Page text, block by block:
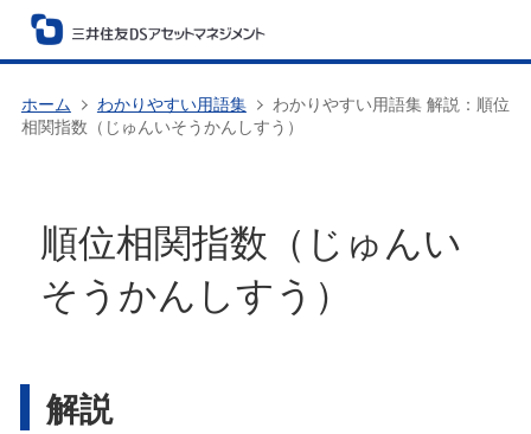
ホーム わかりやすい用語集
わかりやすい用語集 解説：順位
相関指数（じゅんいそうかんしすう）
順位相関指数（じゅんい
そうかんしすう）
解説